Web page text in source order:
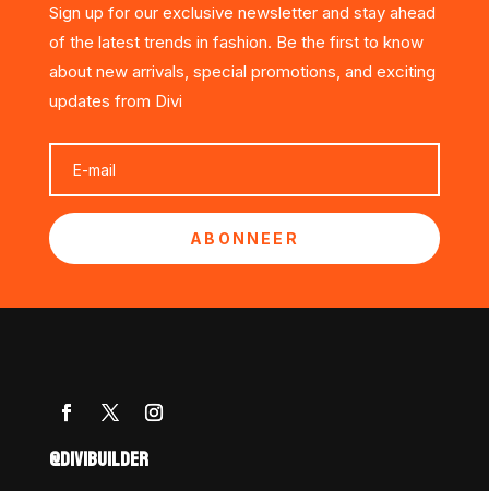
Sign up for our exclusive newsletter and stay ahead
of the latest trends in fashion. Be the first to know
about new arrivals, special promotions, and exciting
updates from Divi
ABONNEER
@DIVIBUILDER